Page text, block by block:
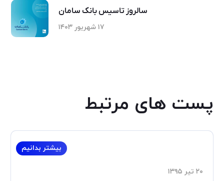
سالروز تاسیس بانک سامان
۱۷ شهریور ۱۴۰۳
پست های مرتبط
بیشتر بدانیم
۲۰ تیر ۱۳۹۵